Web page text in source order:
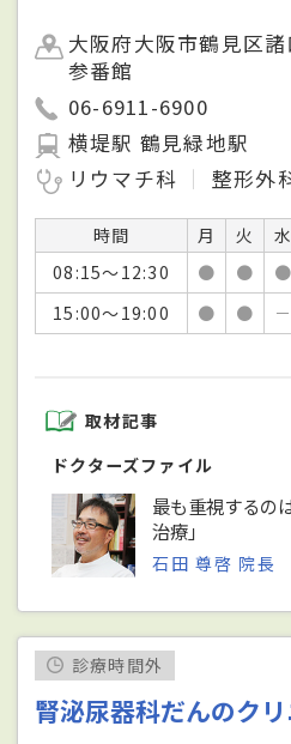
大阪府大阪市鶴見区
参番館
06-6911-6900
横堤駅 鶴見緑地駅
リウマチ科
整形外
時間 月 火 水
08:15～12:30
● ● ●
15:00～19:00
● ● －
取材記事
ドクターズファイル
最も重視するの
治療」
石田 尊啓 院長
診療時間外
腎泌尿器科だんのク